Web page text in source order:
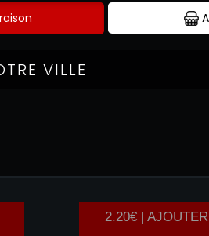
2.20€ | AJOUTER